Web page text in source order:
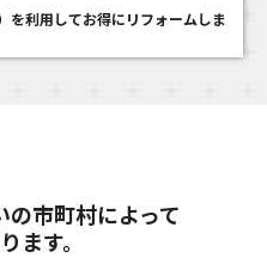
を利用してお得にリフォームしま
市町村によって
ます。